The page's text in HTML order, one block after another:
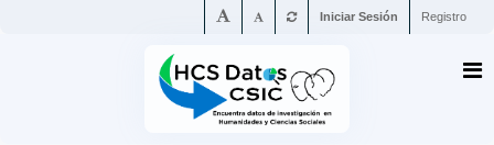
Iniciar Sesión Registro